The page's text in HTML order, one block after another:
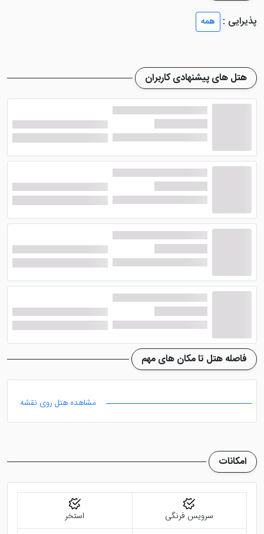
پذیرایی :
همه
هتل های پیشنهادی کاربران
فاصله هتل تا مکان های مهم
مشاهده هتل روی نقشه
امکانات
سرویس فرنگی استخر